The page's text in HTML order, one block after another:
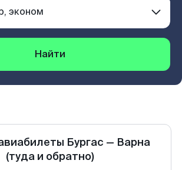
Найти
Бургас — Варна
(туда и обратно)